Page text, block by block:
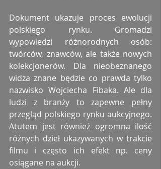
Dokument ukazuje proces ewolucji
polskiego rynku. Gromadzi
wypowiedzi różnorodnych osób:
twórców, znawców, ale także nowych
kolekcjonerów. Dla nieobeznanego
widza znane będzie co prawda tylko
nazwisko Wojciecha Fibaka. Ale dla
ludzi z branży to zapewne pełny
przegląd polskiego rynku aukcyjnego.
Atutem jest również ogromna ilość
różnych dzieł ukazywanych w trakcie
filmu i często ich efekt np. ceny
osiągane na aukcji.